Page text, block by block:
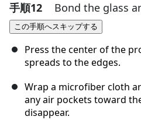
コメント
コメントを追加
キ
手順12 Bond the glass
この手順へスキップする
Press the center of the
spreads to the edges.
Wrap a microfiber cloth
any air pockets toward
disappear.